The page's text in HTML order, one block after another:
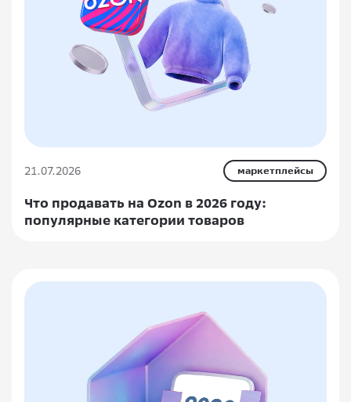
21.07.2026 маркетплейсы
Что продавать на Ozon в 2026 году:
популярные категории товаров